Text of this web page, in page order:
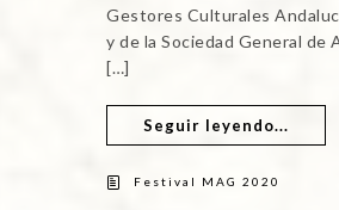
Gestores Culturales
y de la Sociedad General de
[…]
Seguir leyendo...
Festival MAG 2020